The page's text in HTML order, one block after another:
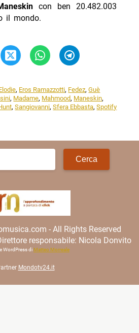
con ben 20.482.003
il mondo.
, Eros Ramazzotti, Fedez,Guè
, Madame, Mahmood, Maneskin,
,Sangiovanni,Sfera Ebbasta,Spotify
- All Rights Reserved
responsabile: Nicola Donvito
WordPress di Matteo Morreale
Mondotv24.it